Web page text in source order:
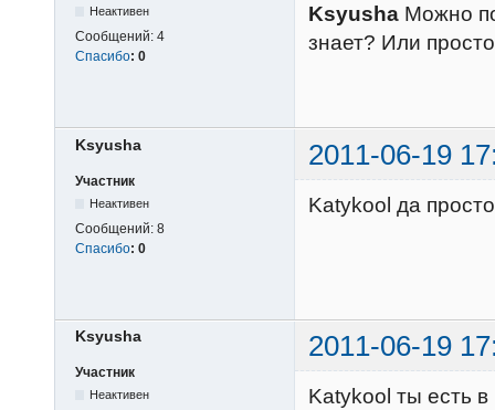
Неактивен
Сообщений: 4
Спасибо: 0
Ksyusha Можно
знает? Или
Ksyusha 2011-06-19
Участник
Неактивен
Сообщений: 8
Спасибо: 0
Katykool да
Ksyusha 2011-06-19
Участник
Неактивен
Katykool ты есть в